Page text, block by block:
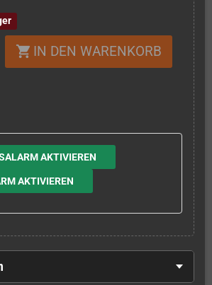
shopping_cart IN DEN WARENKORB
AKTIVIEREN
AKTIVIEREN